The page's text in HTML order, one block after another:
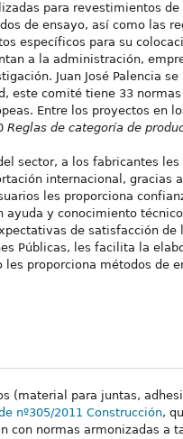
para revestimientos de
de ensayo, así como las
específicos para su
a la administración,
Juan José Palencia
este comité tiene 33
Entre los proyectos en
Reglas de categoría de
sector, a los fabricantes
internacional, gracias
les proporciona
y conocimiento
de satisfacción
Públicas, les facilita la
proporciona métodos de
(material para juntas,
nº305/2011 Construcción,
con normas armonizadas a